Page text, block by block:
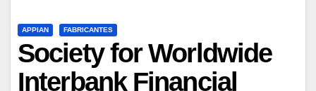
APPIAN FABRICANTES
Society for Worldwide
Interbank Financial